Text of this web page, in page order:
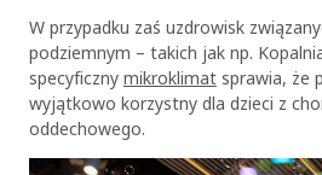
W przypadku zaś uzdrowisk
podziemnym – takich jak np.
specyficznymikroklimatsprawia, że
wyjątkowo korzystny dla dzieci z
oddechowego.